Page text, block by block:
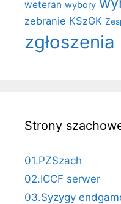
weteran wybory
zebranie KSzGK
zgłoszenia
Strony
01.PZSzach
02.ICCF serwer
03.Syzygy